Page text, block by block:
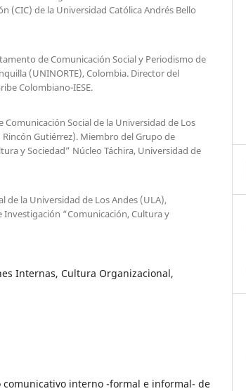
(CIC) de la Universidad Católica Andrés Bello
de Comunicación Social y Periodismo de
(UNINORTE), Colombia. Director del
Colombiano-IESE.
Comunicación Social de la Universidad de Los
Gutiérrez). Miembro del Grupo de
y Sociedad” Núcleo Táchira, Universidad de
de la Universidad de Los Andes (ULA),
Investigación “Comunicación, Cultura y
Internas, Cultura Organizacional,
comunicativo interno -formal e informal- de